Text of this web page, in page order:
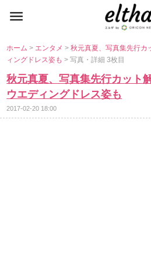
ホーム> エンタメ>秋元真夏、写真集先行
ィングドレス姿も> 写真・詳細 3枚目
秋元真夏、写真集先行カッ
ウエディングドレス姿も
2017-02-20 18:00